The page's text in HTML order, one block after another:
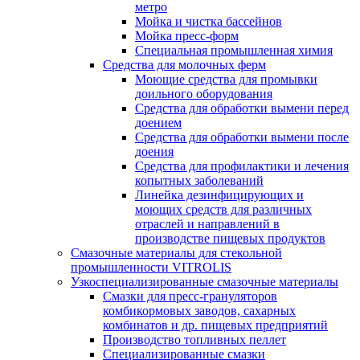
метро
Мойка и чистка бассейнов
Мойка пресс-форм
Специальная промышленная химия
Средства для молочных ферм
Моющие средства для промывки
доильного оборудования
Средства для обработки вымени перед
доением
Средства для обработки вымени после
доения
Средства для профилактики и лечения
копытных заболеваний
Линейка дезинфицирующих и
моющих средств для различных
отраслей и направлений в
производстве пищевых продуктов
Смазочные материалы для стекольной
промышленности VITROLIS
Узкоспециализированные смазочные материалы
Смазки для пресс-грануляторов
комбикормовых заводов, сахарных
комбинатов и др. пищевых предприятий
Производство топливных пеллет
Специализированные смазки